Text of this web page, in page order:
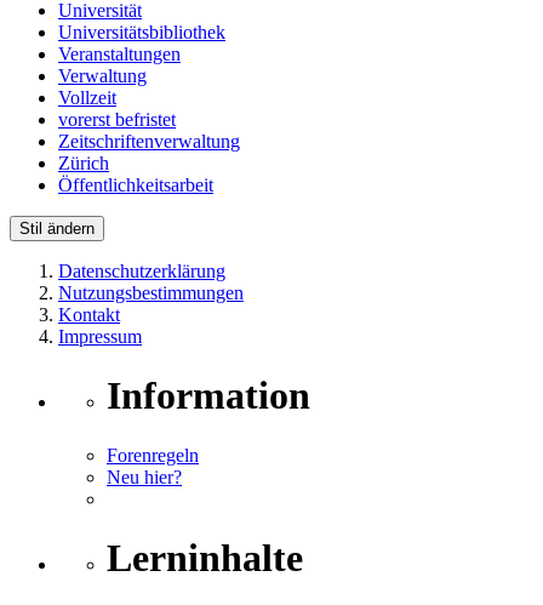
Universität
Universitätsbibliothek
Veranstaltungen
Verwaltung
Vollzeit
vorerst befristet
Zeitschriftenverwaltung
Zürich
Öffentlichkeitsarbeit
Stil ändern
Datenschutzerklärung
Nutzungsbestimmungen
Kontakt
Impressum
Information
Forenregeln
Neu hier?
Lerninhalte